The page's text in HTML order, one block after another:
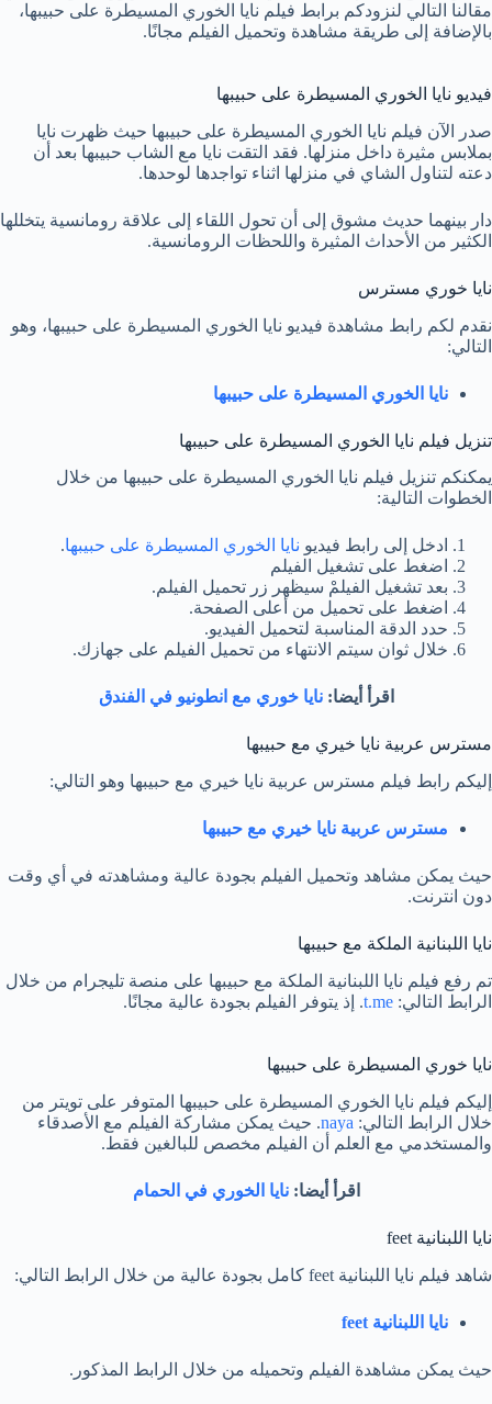
مقالنا التالي لنزودكم برابط فيلم نايا الخوري المسيطرة على حبيبها،
بالإضافة إلى طريقة مشاهدة وتحميل الفيلم مجانًا.
فيديو نايا الخوري المسيطرة على حبيبها
صدر الآن فيلم نايا الخوري المسيطرة على حبيبها حيث ظهرت نايا
بملابس مثيرة داخل منزلها. فقد التقت نايا مع الشاب حبيبها بعد أن
دعته لتناول الشاي في منزلها اثناء تواجدها لوحدها.
دار بينهما حديث مشوق إلى أن تحول اللقاء إلى علاقة رومانسية يتخللها
الكثير من الأحداث المثيرة واللحظات الرومانسية.
نايا خوري مسترس
نقدم لكم رابط مشاهدة فيديو نايا الخوري المسيطرة على حبيبها، وهو
التالي:
نايا الخوري المسيطرة على حبيبها
تنزيل فيلم نايا الخوري المسيطرة على حبيبها
يمكنكم تنزيل فيلم نايا الخوري المسيطرة على حبيبها من خلال
الخطوات التالية:
ادخل إلى رابط فيديو نايا الخوري المسيطرة على حبيبها.
اضغط على تشغيل الفيلم
بعد تشغيل الفيلمْ سيظهر زر تحميل الفيلم.
اضغط على تحميل من أعلى الصفحة.
حدد الدقة المناسبة لتحميل الفيديو.
خلال ثوان سيتم الانتهاء من تحميل الفيلم على جهازك.
اقرأ أيضا:نايا خوري مع انطونيو في الفندق
مسترس عربية نايا خيري مع حبيبها
إليكم رابط فيلم مسترس عربية نايا خيري مع حبيبها وهو التالي:
مسترس عربية نايا خيري مع حبيبها
حيث يمكن مشاهد وتحميل الفيلم بجودة عالية ومشاهدته في أي وقت
دون انترنت.
نايا اللبنانية الملكة مع حبيبها
تم رفع فيلم نايا اللبنانية الملكة مع حبيبها على منصة تليجرام من خلال
الرابط التالي: t.me. إذ يتوفر الفيلم بجودة عالية مجانًا.
نايا خوري المسيطرة على حبيبها
إليكم فيلم نايا الخوري المسيطرة على حبيبها المتوفر على تويتر من
خلال الرابط التالي: naya. حيث يمكن مشاركة الفيلم مع الأصدقاء
والمستخدمي مع العلم أن الفيلم مخصص للبالغين فقط.
اقرأ أيضا:نايا الخوري في الحمام
نايا اللبنانية feet
شاهد فيلم نايا اللبنانية feet كامل بجودة عالية من خلال الرابط التالي:
نايا اللبنانية feet
حيث يمكن مشاهدة الفيلم وتحميله من خلال الرابط المذكور.